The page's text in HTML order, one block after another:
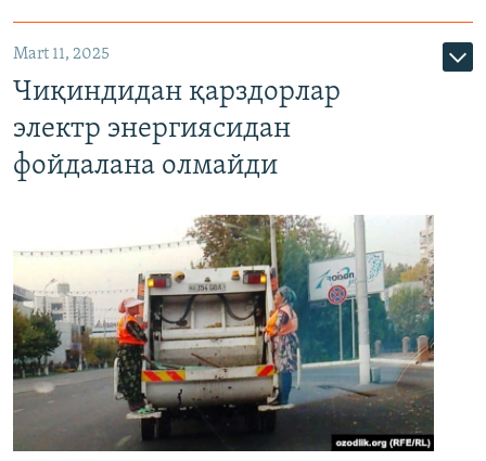
Mart 11, 2025
Чиқиндидан қарздорлар
электр энергиясидан
фойдалана олмайди